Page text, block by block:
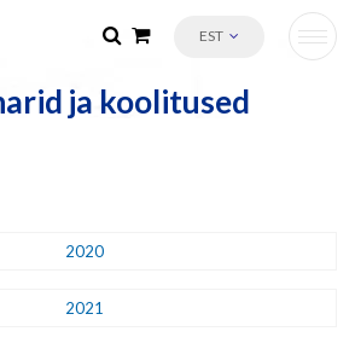
EST
ja koolitused
2020
2021